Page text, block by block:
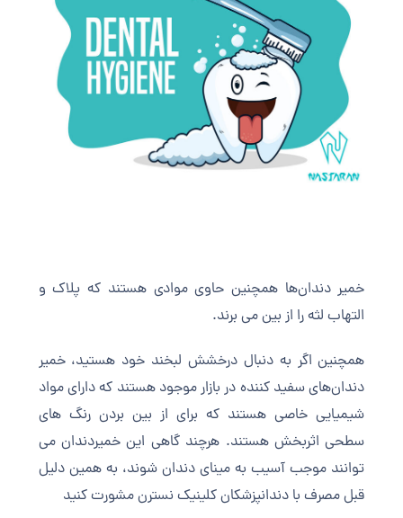
خمیر دندان‌ها همچنین حاوی موادی هستند که پلاک و
التهاب لثه را از بین می برند.
همچنین اگر به دنبال درخشش لبخند خود هستید، خمیر
دندان‌های سفید کننده در بازار موجود هستند که دارای مواد
شیمیایی خاصی‌ هستند که برای از بین بردن رنگ های
سطحی اثربخش هستند. هرچند گاهی این خمیردندان می
توانند موجب آسیب به مینای دندان شوند، به همین دلیل
قبل مصرف با دندانپزشکان کلینیک نسترن مشورت کنید